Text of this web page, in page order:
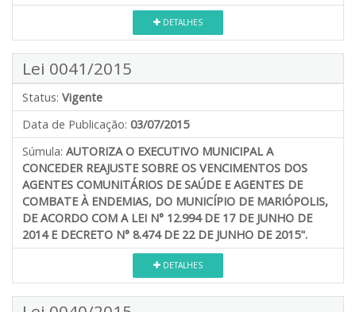
DETALHES
Lei 0041/2015
Status: Vigente
Data de Publicação: 03/07/2015
Súmula: AUTORIZA O EXECUTIVO MUNICIPAL A
CONCEDER REAJUSTE SOBRE OS VENCIMENTOS DOS
AGENTES COMUNITÁRIOS DE SAÚDE E AGENTES DE
COMBATE À ENDEMIAS, DO MUNICÍPIO DE MARIÓPOLIS,
DE ACORDO COM A LEI N° 12.994 DE 17 DE JUNHO DE
2014 E DECRETO N° 8.474 DE 22 DE JUNHO DE 2015".
DETALHES